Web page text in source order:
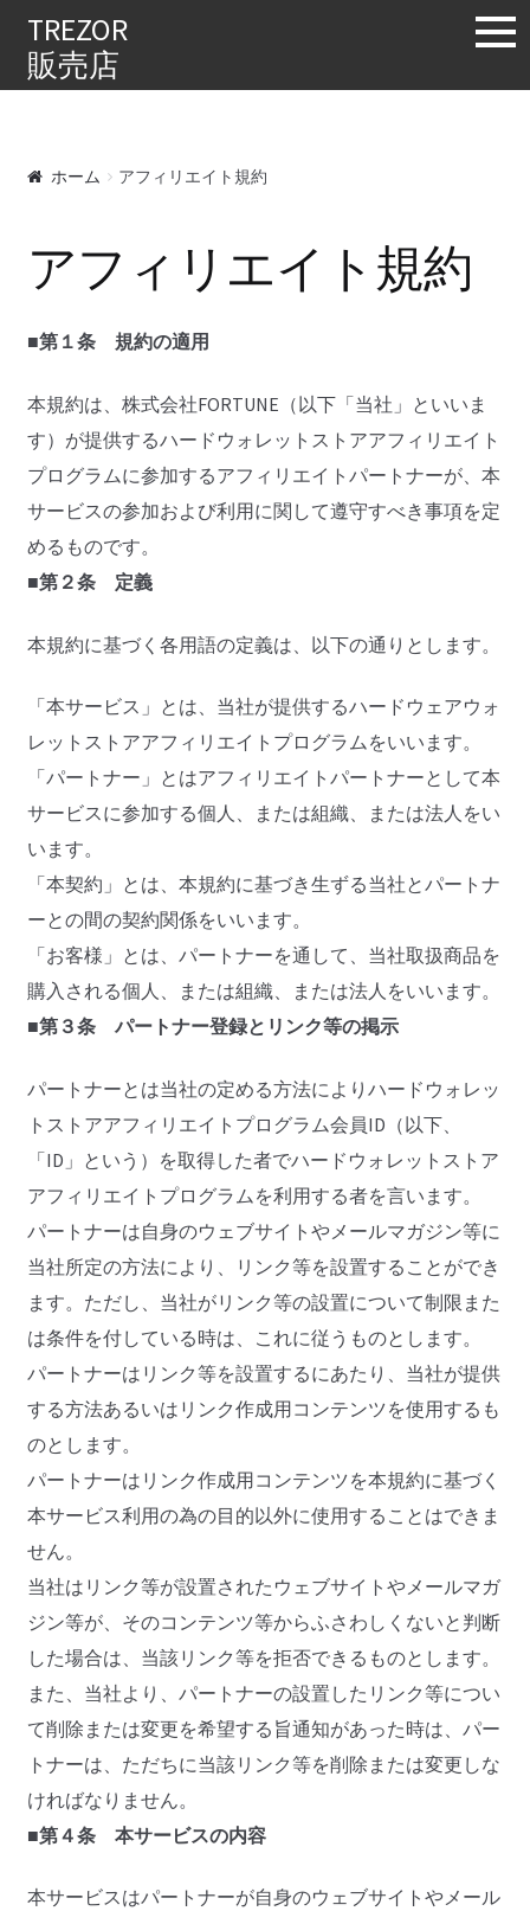
TREZOR
販売店
ホーム アフィリエイト規約
アフィリエイト規約
■第１条 規約の適用
本規約は、株式会社FORTUNE（以下「当社」といいま
す）が提供するハードウォレットストアアフィリエイト
プログラムに参加するアフィリエイトパートナーが、本
サービスの参加および利用に関して遵守すべき事項を定
めるものです。
■第２条 定義
本規約に基づく各用語の定義は、以下の通りとします。
「本サービス」とは、当社が提供するハードウェアウォ
レットストアアフィリエイトプログラムをいいます。
「パートナー」とはアフィリエイトパートナーとして本
サービスに参加する個人、または組織、または法人をい
います。
「本契約」とは、本規約に基づき生ずる当社とパートナ
ーとの間の契約関係をいいます。
「お客様」とは、パートナーを通して、当社取扱商品を
購入される個人、または組織、または法人をいいます。
■第３条 パートナー登録とリンク等の掲示
パートナーとは当社の定める方法によりハードウォレッ
トストアアフィリエイトプログラム会員ID（以下、
「ID」という）を取得した者でハードウォレットストア
アフィリエイトプログラムを利用する者を言います。
パートナーは自身のウェブサイトやメールマガジン等に
当社所定の方法により、リンク等を設置することができ
ます。ただし、当社がリンク等の設置について制限また
は条件を付している時は、これに従うものとします。
パートナーはリンク等を設置するにあたり、当社が提供
する方法あるいはリンク作成用コンテンツを使用するも
のとします。
パートナーはリンク作成用コンテンツを本規約に基づく
本サービス利用の為の目的以外に使用することはできま
せん。
当社はリンク等が設置されたウェブサイトやメールマガ
ジン等が、そのコンテンツ等からふさわしくないと判断
した場合は、当該リンク等を拒否できるものとします。
また、当社より、パートナーの設置したリンク等につい
て削除または変更を希望する旨通知があった時は、パー
トナーは、ただちに当該リンク等を削除または変更しな
ければなりません。
■第４条 本サービスの内容
本サービスはパートナーが自身のウェブサイトやメール